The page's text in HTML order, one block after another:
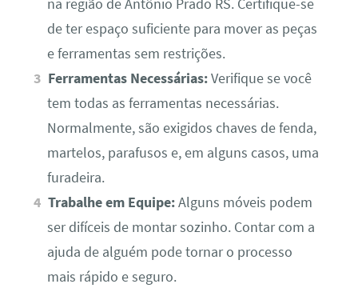
na região de Antônio Prado RS. Certifique-se
de ter espaço suficiente para mover as peças
e ferramentas sem restrições.
Ferramentas Necessárias:Verifique se você
tem todas as ferramentas necessárias.
Normalmente, são exigidos chaves de fenda,
martelos, parafusos e, em alguns casos, uma
furadeira.
Trabalhe em Equipe:Alguns móveis podem
ser difíceis de montar sozinho. Contar com a
ajuda de alguém pode tornar o processo
mais rápido e seguro.